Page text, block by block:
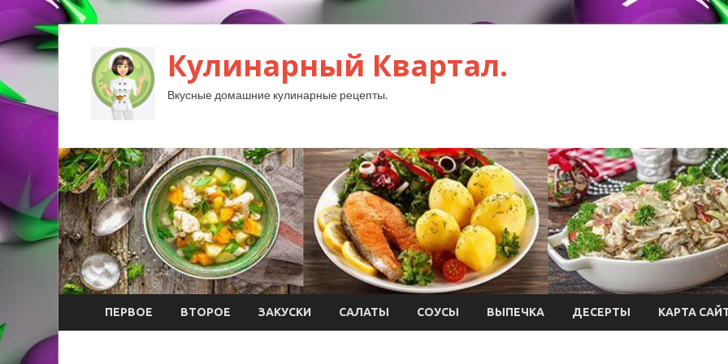
Кулинарный Квартал.
Вкусные домашние кулинарные рецепты.
ПЕРВОЕ ВТОРОЕ ЗАКУСКИ САЛАТЫ СОУСЫ ВЫПЕЧКА ДЕСЕРТЫ КАРТА